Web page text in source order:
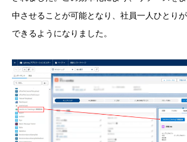
中させることが可能となり、社員一人ひとり
できるようになりました。